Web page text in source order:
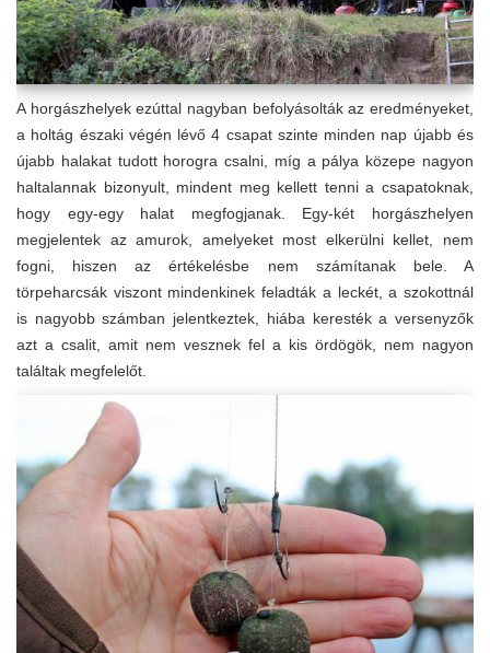
A horgászhelyek ezúttal nagyban befolyásolták az eredményeket,
a holtág északi végén lévő 4 csapat szinte minden nap újabb és
újabb halakat tudott horogra csalni, míg a pálya közepe nagyon
haltalannak bizonyult, mindent meg kellett tenni a csapatoknak,
hogy egy-egy halat megfogjanak. Egy-két horgászhelyen
megjelentek az amurok, amelyeket most elkerülni kellet, nem
fogni, hiszen az értékelésbe nem számítanak bele. A
törpeharcsák viszont mindenkinek feladták a leckét, a szokottnál
is nagyobb számban jelentkeztek, hiába keresték a versenyzők
azt a csalit, amit nem vesznek fel a kis ördögök, nem nagyon
találtak megfelelőt.